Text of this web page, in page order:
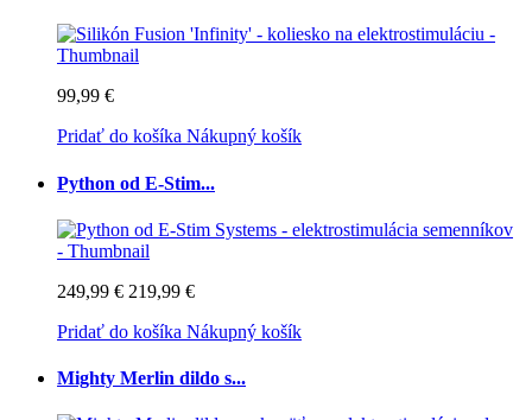
99,99 €
Pridať do košíka Nákupný košík
Python od E-Stim...
249,99 € 219,99 €
Pridať do košíka Nákupný košík
Mighty Merlin dildo s...